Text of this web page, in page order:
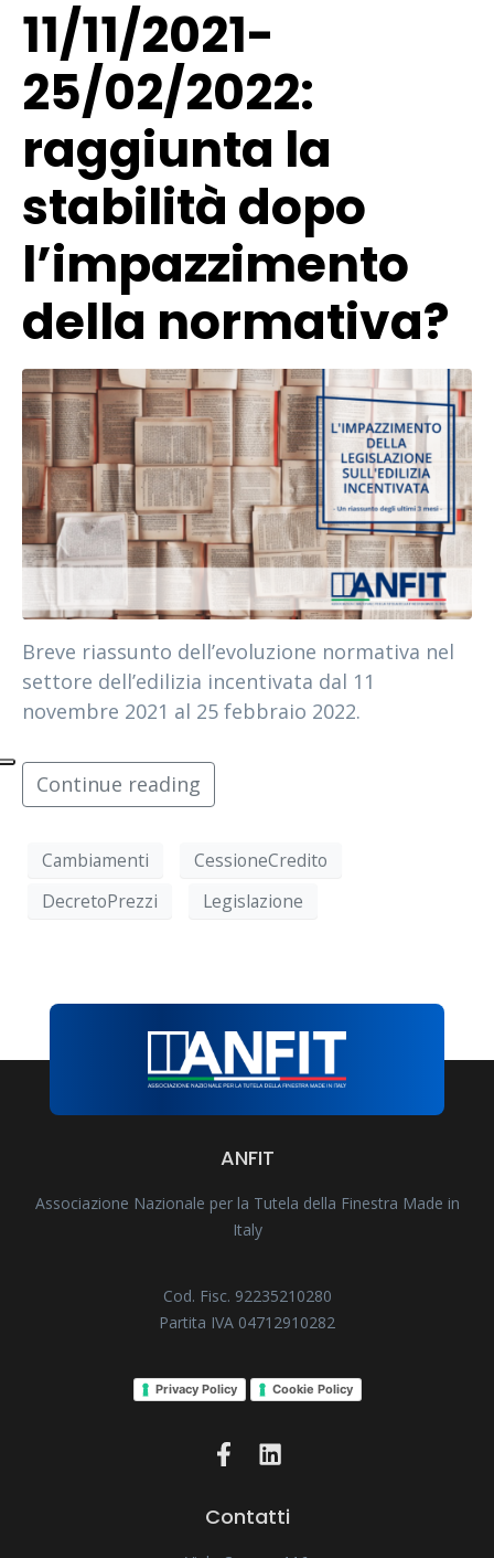
11/11/2021-
25/02/2022:
raggiunta la
stabilità dopo
l’impazzimento
della normativa?
Breve riassunto dell’evoluzione normativa nel
settore dell’edilizia incentivata dal 11
novembre 2021 al 25 febbraio 2022.
Continue reading
Cambiamenti
CessioneCredito
DecretoPrezzi
Legislazione
ANFIT
Associazione Nazionale per la Tutela della Finestra Made in
Italy
Cod. Fisc. 92235210280
Partita IVA 04712910282
Privacy Policy Cookie Policy
Contatti